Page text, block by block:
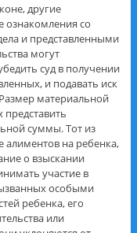
другие
ознакомления со
и представленными
могут
суд в получении
и подавать иск
материальной
представить
суммы. Тот из
алиментов на ребенка,
о взыскании
участие в
особыми
ребенка, его
или